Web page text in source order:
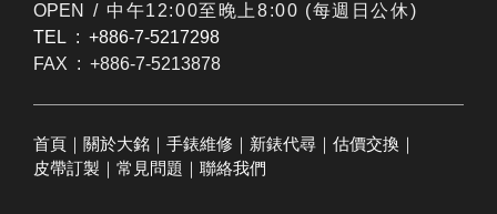
OPEN / ​中午12:00至晚上8:00 (每週日公休)
TEL : +886-7-5217298
FAX : +886-7-5213878
首頁 ｜ 關於大銘 ｜ 手錶維修 ｜ 新錶代尋 ｜ 估價交換 ｜
皮帶訂製 ｜ 常見問題 ｜ 聯絡我們